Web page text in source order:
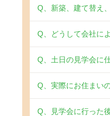
Q、新築、建て替え
Q、どうして会社に
Q、土日の見学会に
Q、実際にお住まい
Q、見学会に行った